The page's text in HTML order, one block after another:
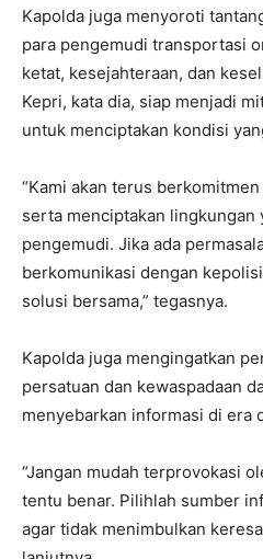
Kapolda juga menyoroti
para pengemudi transportasi
ketat, kesejahteraan, dan
Kepri, kata dia, siap menjadi
untuk menciptakan kondisi
“Kami akan terus
serta menciptakan lingkungan
pengemudi. Jika ada
berkomunikasi dengan
solusi bersama,” tegasnya.
Kapolda juga mengingatkan
persatuan dan kewaspadaan
menyebarkan informasi di era
“Jangan mudah terprovokasi
tentu benar. Pilihlah sumber
agar tidak menimbulkan